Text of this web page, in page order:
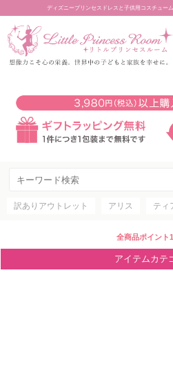
ディズニープリンセスドレスと子供用コスチュー
訳ありアウトレット アリス ティ
全商品ポイント
アイテムカテ
アイ
デ
デ